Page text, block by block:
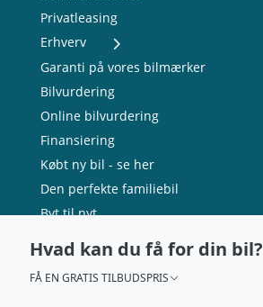
Privatleasing
Erhverv
- Nye varebiler
- Brugte varebiler
- Erhvervsleasing
- Testkørsel
- Serviceaftale
- Opladning
Garanti på vores bilmærker
Bilvurdering
Online bilvurdering
Finansiering
Købt ny bil - se her
Den perfekte familiebil
Byt til nyt
Hvad kan du få for din bil?
FÅ EN GRATIS TILBUDSPRIS